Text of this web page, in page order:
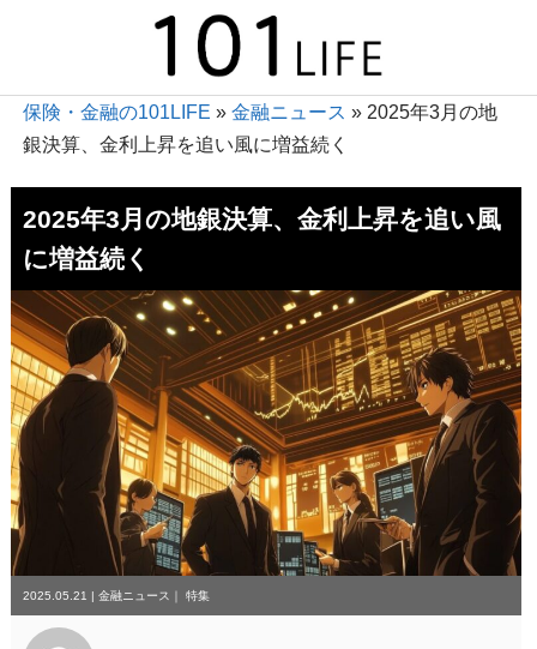
保険・金融の101LIFE » 金融ニュース » 2025年3月の地
銀決算、金利上昇を追い風に増益続く
2025年3月の地銀決算、金利上昇を追い風
に増益続く
2025.05.21 | 金融ニュース ｜ 特集